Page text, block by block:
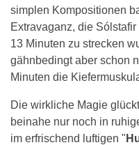
simplen Kompositionen
Extravaganz, die
13 Minuten zu strecken
gähnbedingt aber schon
Minuten die
Die wirkliche Magie
beinahe nur noch in
im erfrischend luftigen "